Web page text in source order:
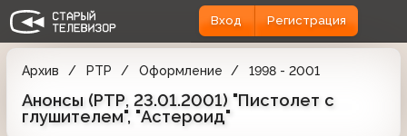
Вход Регистрация
Архив РТР Оформление 1998 - 2001
Анонсы (РТР, 23.01.2001) "Пистолет с
глушителем", "Астероид"